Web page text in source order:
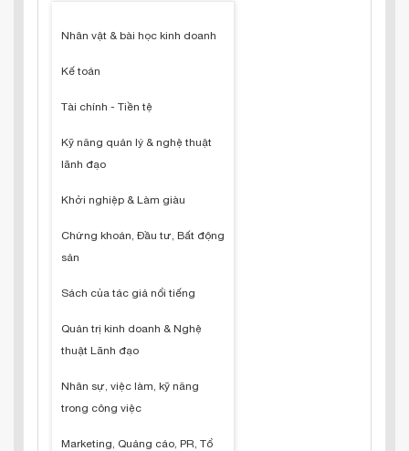
Nhân vật & bài học kinh doanh
Kế toán
Tài chính - Tiền tệ
Kỹ năng quản lý & nghệ thuật
lãnh đạo
Khởi nghiệp & Làm giàu
Chứng khoán, Đầu tư, Bất động
sản
Sách của tác giả nổi tiếng
Quản trị kinh doanh & Nghệ
thuật Lãnh đạo
Nhân sự, việc làm, kỹ năng
trong công việc
Marketing, Quảng cáo, PR, Tổ